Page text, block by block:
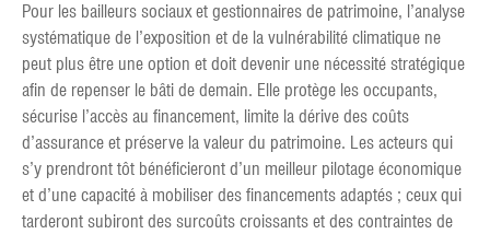
Pour les bailleurs sociaux et gestionnaires de patrimoine, l’analyse
systématique de l’exposition et de la vulnérabilité climatique ne
peut plus être une option et doit devenir une nécessité stratégique
afin de repenser le bâti de demain. Elle protège les occupants,
sécurise l’accès au financement, limite la dérive des coûts
d’assurance et préserve la valeur du patrimoine. Les acteurs qui
s’y prendront tôt bénéficieront d’un meilleur pilotage économique
et d’une capacité à mobiliser des financements adaptés ; ceux qui
tarderont subiront des surcoûts croissants et des contraintes de